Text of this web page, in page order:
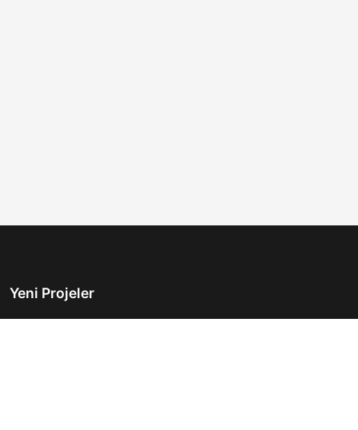
Yeni Projeler